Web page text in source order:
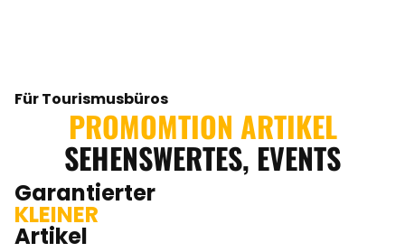
Für Tourismusbüros
PROMOMTION ARTIKEL
SEHENSWERTES, EVENTS
Garantierter
KLEINER
Artikel